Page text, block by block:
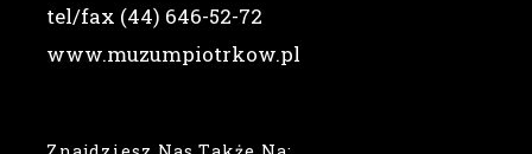
tel/fax (44) 646-52-72
www.muzumpiotrkow.pl